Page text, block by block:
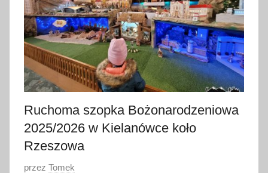
z
n
i
a
2
0
Ruchoma szopka Bożonarodzeniowa
2025/2026 w Kielanówce koło
Rzeszowa
O
przez Tomek